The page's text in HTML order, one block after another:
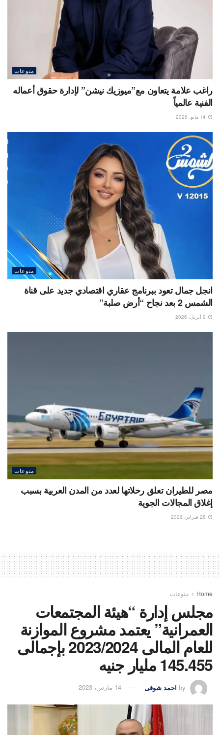
منوعات
راغب علامة يتعاون مع”ميوزيك نيشن” لإدارة حقوق أعماله
الفنية عالمياً
منوعات
انجل جمال تعود ببرنامج عقاري اقتصادي جديد على قناة
الشمس 2 بعد نجاح “أرض صلبة”
منوعات
مصر للطيران تعلق رحلاتها لعدد من المدن العربية بسبب
إغلاق المجالات الجوية
Home منوعات
مجلس إدارة “هيئة المجتمعات
العمرانية” يعتمد مشروع الموازنة
للعام المالى 2023/2024 بإجمالى
145.455 مليار جنيه
by احمد شوقى 14 مارس، 2023